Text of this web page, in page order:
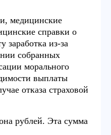
медицинские
справки о
заработка из-за
собранных
морального
выплаты
отказа страховой
рублей. Эта сумма